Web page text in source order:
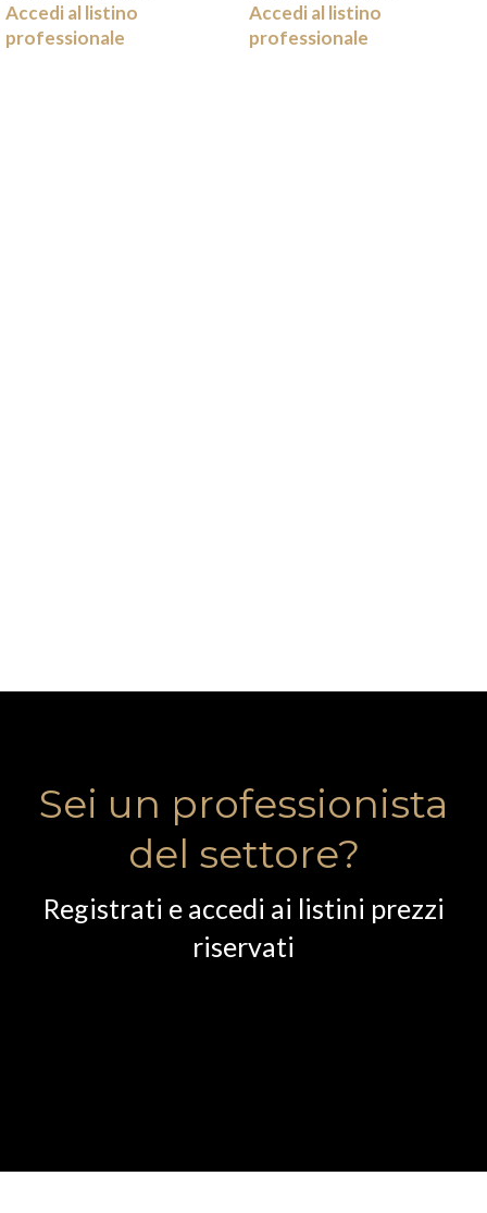
Accedi al listino
professionale
Accedi al listino
professionale
Sei un professionista
del settore?
Registrati e accedi ai listini prezzi
riservati